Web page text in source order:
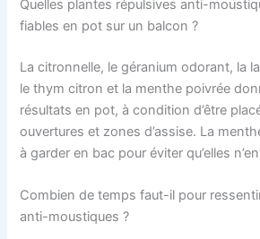
Quelles plantes répulsives anti-
fiables en pot sur un balcon ?
La citronnelle, le géranium odorant, la
le thym citron et la menthe poivrée
résultats en pot, à condition d’être
ouvertures et zones d’assise. La
à garder en bac pour éviter qu’elles
Combien de temps faut-il pour
anti-moustiques ?